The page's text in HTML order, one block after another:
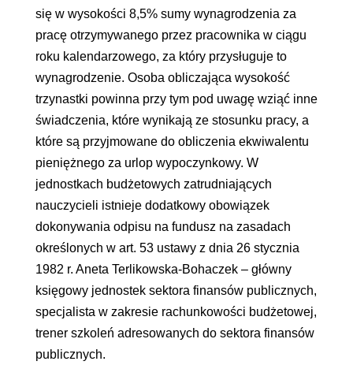
się w wysokości 8,5% sumy wynagrodzenia za
pracę otrzymywanego przez pracownika w ciągu
roku kalendarzowego, za który przysługuje to
wynagrodzenie. Osoba obliczająca wysokość
trzynastki powinna przy tym pod uwagę wziąć inne
świadczenia, które wynikają ze stosunku pracy, a
które są przyjmowane do obliczenia ekwiwalentu
pieniężnego za urlop wypoczynkowy. W
jednostkach budżetowych zatrudniających
nauczycieli istnieje dodatkowy obowiązek
dokonywania odpisu na fundusz na zasadach
określonych w art. 53 ustawy z dnia 26 stycznia
1982 r. Aneta Terlikowska-Bohaczek – główny
księgowy jednostek sektora finansów publicznych,
specjalista w zakresie rachunkowości budżetowej,
trener szkoleń adresowanych do sektora finansów
publicznych.